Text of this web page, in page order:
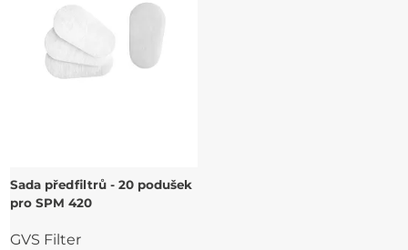
Sada předfiltrů - 20 podušek
pro SPM 420
GVS Filter